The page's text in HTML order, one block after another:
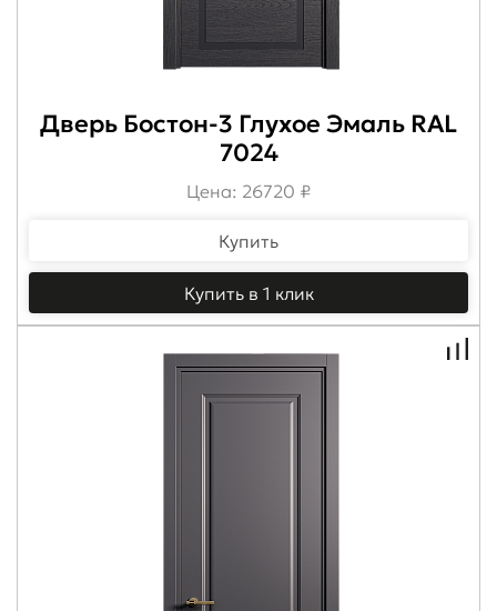
Дверь Бостон-3 Глухое Эмаль RAL
7024
Цена: 26720 ₽
Купить
Купить в 1 клик